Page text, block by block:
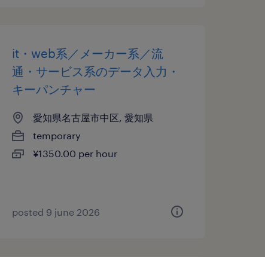
it・web系／メーカー系／流
通・サービス系のデータ入力・
キーパンチャー
愛知県名古屋市中区, 愛知県
temporary
¥1350.00 per hour
posted 9 june 2026